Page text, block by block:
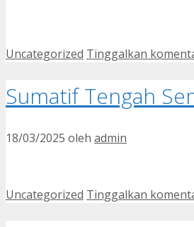
Kategori
Uncategorized Tinggalkan
Sumatif Tengah
18/03/2025 oleh admin
Kategori
Uncategorized Tinggalkan